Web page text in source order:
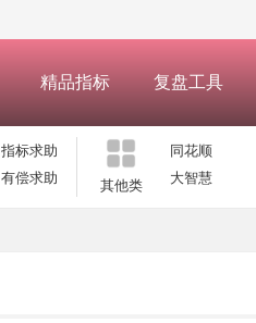
精品指标 复盘工具
指标求助
有偿求助 其他类
同花顺
大智慧